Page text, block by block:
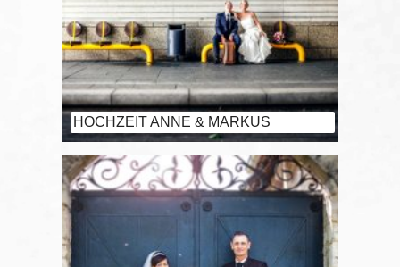
HOCHZEIT ANNE & MARKUS